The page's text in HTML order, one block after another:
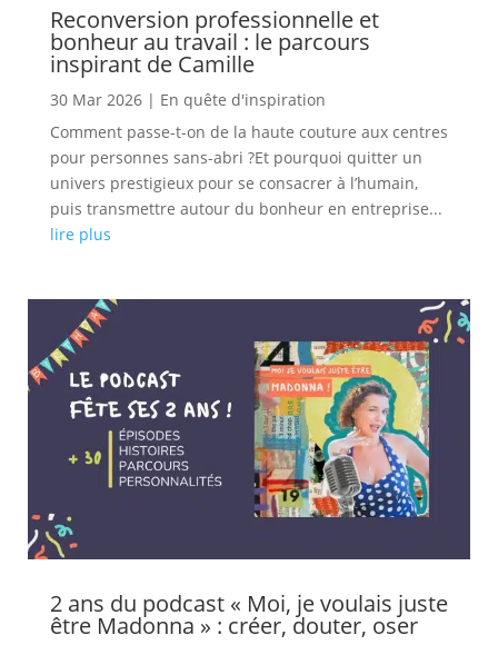
Reconversion professionnelle et
bonheur au travail : le parcours
inspirant de Camille
30 Mar 2026| En quête d'inspiration
Comment passe-t-on de la haute couture aux centres
pour personnes sans-abri ?Et pourquoi quitter un
univers prestigieux pour se consacrer à l’humain,
puis transmettre autour du bonheur en entreprise...
lire plus
2 ans du podcast « Moi, je voulais juste
être Madonna » : créer, douter, oser